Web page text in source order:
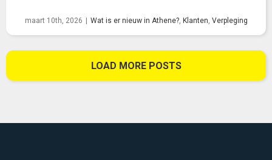
maart 10th, 2026 Wat is er nieuw in Athene?, Klanten, Verpleging
LOAD MORE POSTS